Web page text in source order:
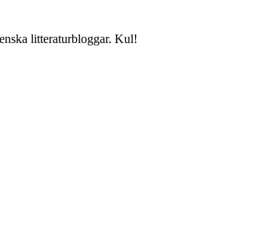
litteraturbloggar. Kul!